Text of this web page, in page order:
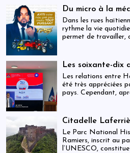
Du micro à la
dans l’univers
Dans les rues
rythme la vie
permet de travailler,
personnes.
Les soixante-dix
haïtiano-
et ambiguïtés
Les relations entre
été très appréciées
pays. Cependant,
objectifs de
Haïti devrait se fixer.
Citadelle
gouvernance
mondial sous
Le Parc National
Ramiers, inscrit au
l’UNESCO, constitue